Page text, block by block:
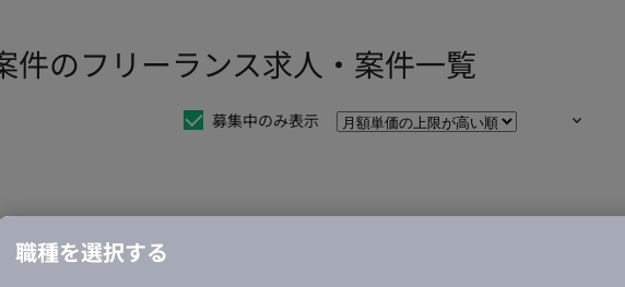
件のフリーランス求人・案件一覧
募集中のみ表示
の条件のお仕事は見つかりませんでした。
職種を選択する